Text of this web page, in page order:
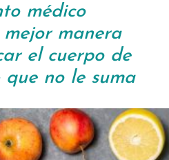
médico
manera
el cuerpo de
no le suma